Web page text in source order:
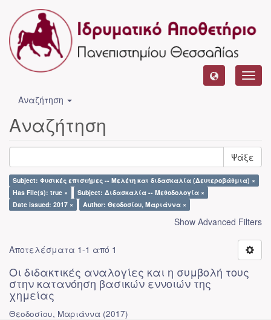
Αναζήτηση
Αναζήτηση
Ψάξε
Subject: Φυσικές επιστήμες -- Μελέτη και διδασκαλία (Δευτεροβάθμια) ×
Has File(s): true ×
Subject: Διδασκαλία -- Μεθοδολογία ×
Date issued: 2017 ×
Author: Θεοδοσίου, Μαριάννα ×
Show Advanced Filters
Αποτελέσματα 1-1 από 1
Οι διδακτικές αναλογίες και η συμβολή τους
στην κατανόηση βασικών εννοιών της
χημείας
Θεοδοσίου, Μαριάννα (2017)